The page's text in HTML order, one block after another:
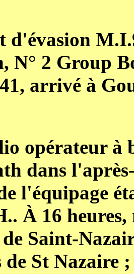
d'évasion
N° 2 Group
arrivé à
opérateur à
dans
l'équipage
À 16 heures,
Saint-
de St Nazaire